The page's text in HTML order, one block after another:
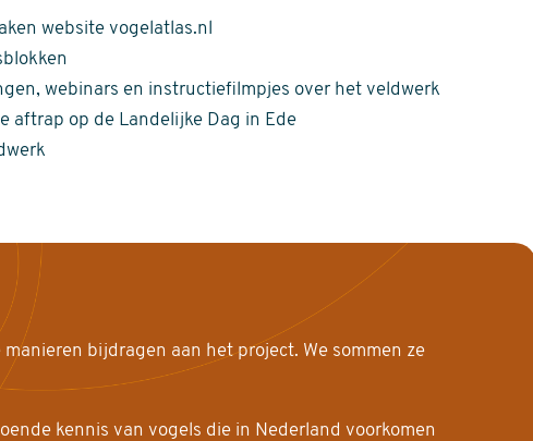
website vogelatlas.nl
webinars en instructiefilmpjes over het veldwerk
aftrap op de Landelijke Dag in Ede
bijdragen aan het project. We sommen ze
kennis van vogels die in Nederland voorkomen